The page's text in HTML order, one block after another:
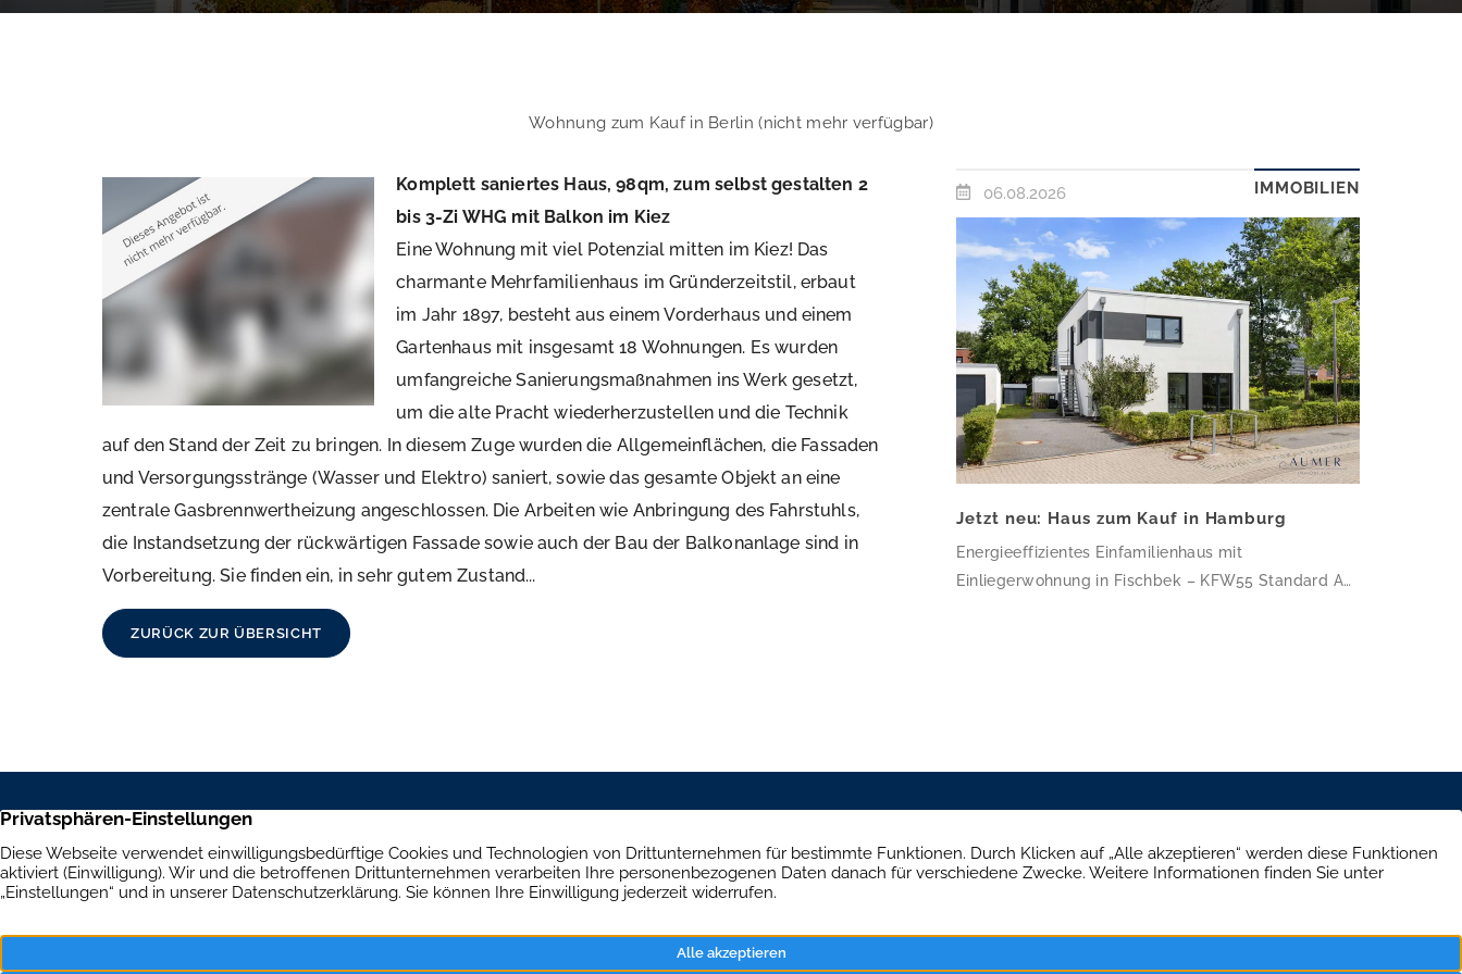
Wohnung zum Kauf in Berlin (nicht mehr verfügbar)
Komplett saniertes Haus, 98qm, zum selbst gestalten 2
bis 3-Zi WHG mit Balkon im Kiez
Eine Wohnung mit viel Potenzial mitten im Kiez! Das
charmante Mehrfamilienhaus im Gründerzeitstil, erbaut
im Jahr 1897, besteht aus einem Vorderhaus und einem
Gartenhaus mit insgesamt 18 Wohnungen. Es wurden
umfangreiche Sanierungsmaßnahmen ins Werk gesetzt,
um die alte Pracht wiederherzustellen und die Technik
auf den Stand der Zeit zu bringen. In diesem Zuge wurden die Allgemeinflächen, die Fassaden
und Versorgungsstränge (Wasser und Elektro) saniert, sowie das gesamte Objekt an eine
zentrale Gasbrennwertheizung angeschlossen. Die Arbeiten wie Anbringung des Fahrstuhls,
die Instandsetzung der rückwärtigen Fassade sowie auch der Bau der Balkonanlage sind in
Vorbereitung. Sie finden ein, in sehr gutem Zustand...
ZURÜCK ZUR ÜBERSICHT
06.08.2026 IMMOBILIEN
Jetzt neu: Haus zum Kauf in Hamburg
Energieeffizientes Einfamilienhaus mit
Einliegerwohnung in Fischbek – KFW55 Standard Auf
Aumer Immobilien
Mühlendamm 84a, 22087 Hamburg
+49 40 234 916 79
Brandenburgische Straße 39, 10707 Berlin
+49 30 303 661 334
Immobilien Aktuelles Kontakt Impressum Datenschutz